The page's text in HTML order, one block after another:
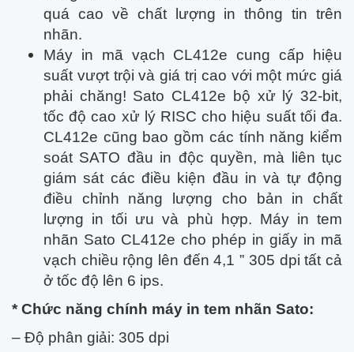
quá cao về chất lượng in thông tin trên
nhãn.
Máy in mã vạch CL412e cung cấp hiệu
suất vượt trội và giá trị cao với một mức giá
phải chăng! Sato CL412e bộ xử lý 32-bit,
tốc độ cao xử lý RISC cho hiệu suất tối đa.
CL412e cũng bao gồm các tính năng kiểm
soát SATO đầu in độc quyền, mà liên tục
giám sát các điều kiện đầu in và tự động
điều chỉnh năng lượng cho bản in chất
lượng in tối ưu và phù hợp. Máy in tem
nhãn Sato CL412e cho phép in giấy in mã
vạch chiều rộng lên đến 4,1 ” 305 dpi tất cả
ở tốc độ lên 6 ips.
* Chức năng chính máy in tem nhãn Sato:
– Độ phân giải: 305 dpi